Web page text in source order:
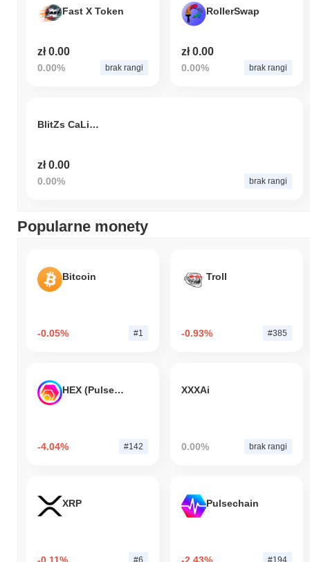
Fast X Token
zł 0.00
0.00% brak rangi
RollerSwap
zł 0.00
0.00% brak rangi
BlitZs CaLing
zł 0.00
0.00% brak rangi
Popularne monety
Bitcoin
-0.05% #1
Troll
-0.93% #385
HEX (Pulsechain)
-4.04% #142
XXXAi
0.00% brak rangi
XRP
-0.11% #6
Pulsechain
-2.43% #194